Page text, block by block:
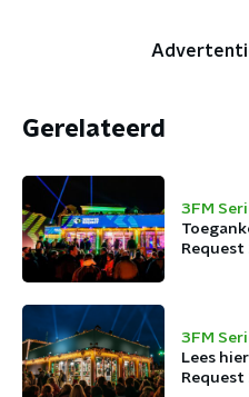
Gerelateerd
3FM
3FM
Lees